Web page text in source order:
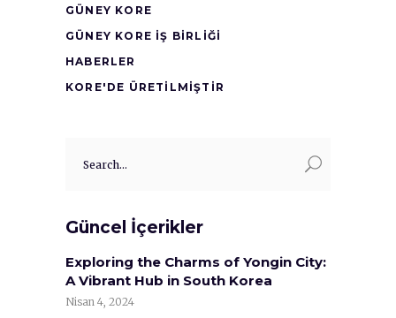
GÜNEY KORE
GÜNEY KORE İŞ BİRLİĞİ
HABERLER
KORE'DE ÜRETİLMİŞTİR
for:
Güncel İçerikler
Exploring the Charms of Yongin City:
A Vibrant Hub in South Korea
Nisan 4, 2024